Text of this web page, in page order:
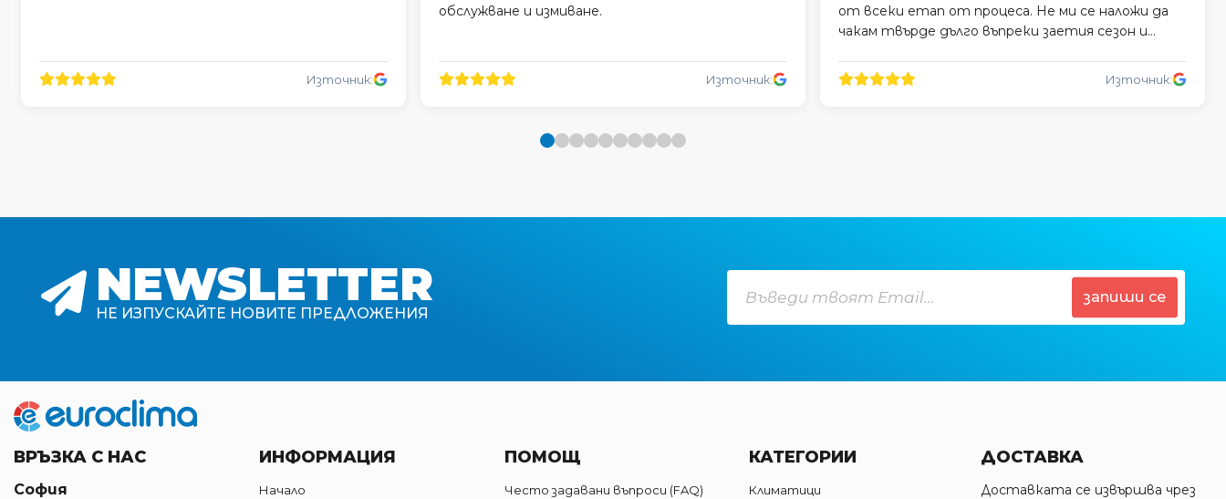
Източник:
обслужване и измиване.
Източник:
от всеки етап от процеса. Не ми се наложи да
чакам твърде дълго въпреки заетия сезон и
Източник:
NEWSLETTER
НЕ ИЗПУСКАЙТЕ НОВИТЕ ПРЕДЛОЖЕНИЯ
запиши се
ВРЪЗКА С НАС
София
ИНФОРМАЦИЯ
Начало
ПОМОЩ
Често задавани въпроси (FAQ)
КАТЕГОРИИ
Климатици
ДОСТАВКА
Доставката се извършва чрез